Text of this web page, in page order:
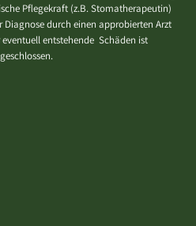
Pflegekraft (z.B. Stomatherapeutin)
durch einen approbierten Arzt
entstehende Schäden ist